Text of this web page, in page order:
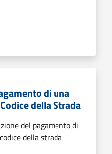
di una
della Strada
del pagamento di
della strada